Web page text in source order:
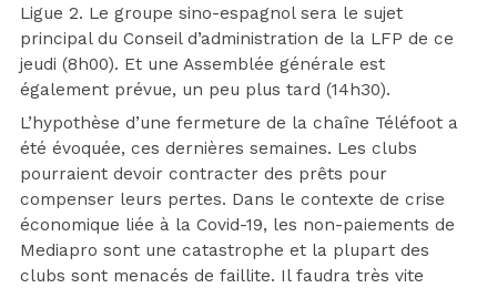
Ligue 2. Le groupe sino-espagnol sera le sujet
principal du Conseil d’administration de la LFP de ce
jeudi (8h00). Et une Assemblée générale est
également prévue, un peu plus tard (14h30).
L’hypothèse d’une fermeture de la chaîne Téléfoot a
été évoquée, ces dernières semaines. Les clubs
pourraient devoir contracter des prêts pour
compenser leurs pertes. Dans le contexte de crise
économique liée à la Covid-19, les non-paiements de
Mediapro sont une catastrophe et la plupart des
clubs sont menacés de faillite. Il faudra très vite